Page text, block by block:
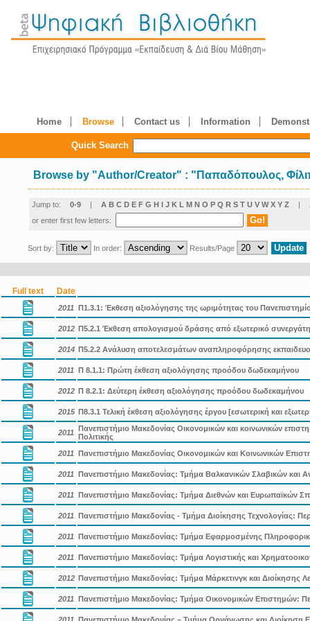
Home Browse Contact us Information
Quick Search
Browse by "Author/Creator" : "Παπαδόπουλος,
Jump to: 0-9 | A B C D E F G H I J K L M N O P Q R S T U V W X Y Z |
or enter first few letters:
Sort by: In order: Results/Page
Full text Date
2011 Π1.3.1: Έκθεση αξιολόγησης της ωριμότητας του
2012 Π5.2.1 Έκθεση απολογισμού δράσης από εξωτερικό συνεργάτη
2014 Π5.2.2 Ανάλυση αποτελεσμάτων αναπληροφόρησης
2011 Π 8.1.1: Πρώτη έκθεση αξιολόγησης προόδου δωδεκαμήνου
2012 Π 8.2.1: Δεύτερη έκθεση αξιολόγησης προόδου δωδεκαμήνου
2015 Π8.3.1 Τελική έκθεση αξιολόγησης έργου [εσωτερική και
2011 Πανεπιστήμιο Μακεδονίας Οικονομικών και κοινωνικών
Πολιτικής
2011 Πανεπιστήμιο Μακεδονίας Οικονομικών και Κοινωνικών
2011 Πανεπιστήμιο Μακεδονίας: Τμήμα Βαλκανικών Σλαβικών και
2011 Πανεπιστήμιο Μακεδονίας: Τμήμα Διεθνών και Ευρωπαϊκών
2011 Πανεπιστήμιο Μακεδονίας - Τμήμα Διοίκησης Τεχνολογίας:
2011 Πανεπιστήμιο Μακεδονίας: Τμήμα Εφαρμοσμένης
2011 Πανεπιστήμιο Μακεδονίας: Τμήμα Λογιστικής και
2012 Πανεπιστήμιο Μακεδονίας: Τμήμα Μάρκετινγκ και Διοίκησης
2011 Πανεπιστήμιο Μακεδονίας: Τμήμα Οικονομικών Επιστημών: